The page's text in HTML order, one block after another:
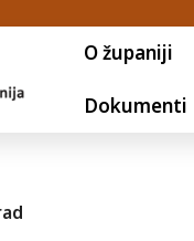
O županiji
Dokumenti